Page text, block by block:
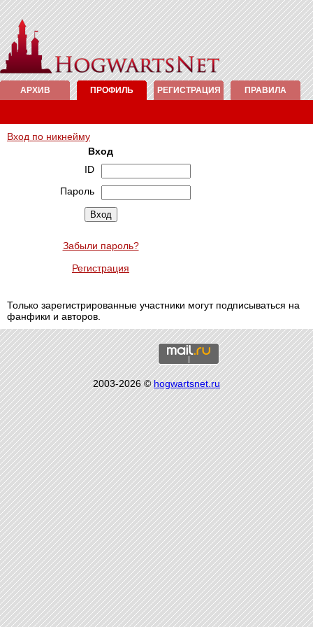
АРХИВ ПРОФИЛЬ РЕГИСТРАЦИЯ ПРАВИЛА
Вход по никнейму
Вход
ID
Пароль
Забыли пароль?
Регистрация
Только зарегистрированные участники могут подписываться на
фанфики и авторов.
2003-2026 ©hogwartsnet.ru